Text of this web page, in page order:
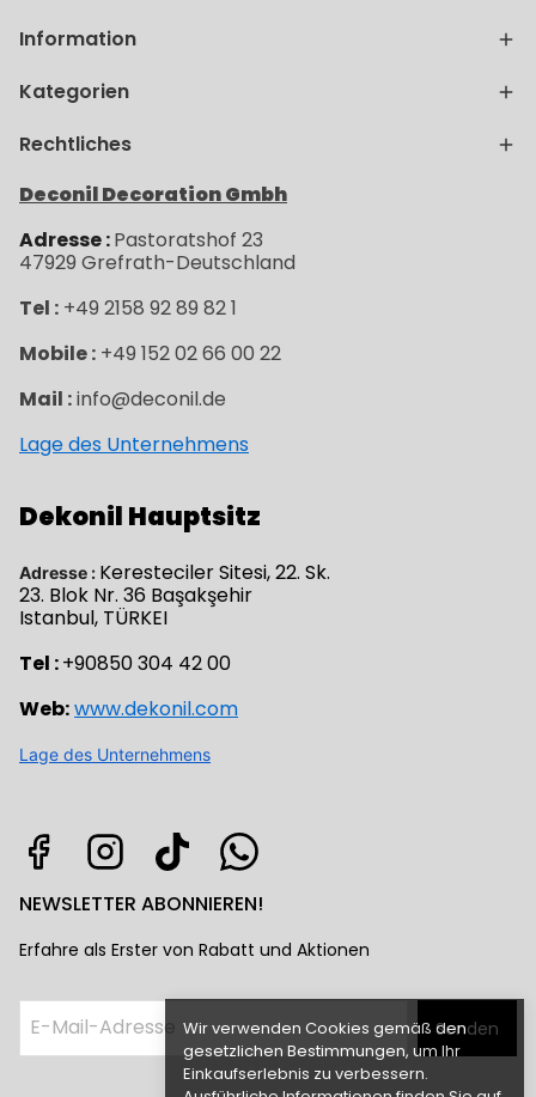
Wir verwenden Cookies gemäß den
gesetzlichen Bestimmungen, um Ihr
Einkaufserlebnis zu verbessern.
Information
Kategorien
Rechtliches
Deconil Decoration Gmbh
Adresse :Pastoratshof 23
47929 Grefrath-Deutschland
Tel : +49 2158 92 89 82 1
Mobile : +49 152 02 66 00 22
Mail :info@deconil.de
Lage des Unternehmens
Dekonil Hauptsitz
Adresse : Keresteciler Sitesi, 22. Sk.
23. Blok Nr. 36 Başakşehir
Istanbul, TÜRKEI
Tel :+90850 304 42 00
Web:www.dekonil.com
Lage des Unternehmens
NEWSLETTER ABONNIEREN!
Erfahre als Erster von Rabatt und Aktionen
Senden